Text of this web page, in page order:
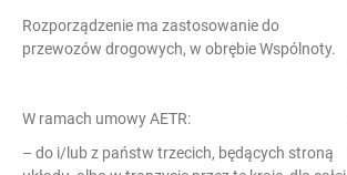
Rozporządzenie ma zastosowanie do
przewozów drogowych, w obrębie Wspólnoty.
W ramach umowy AETR:
– do i/lub z państw trzecich, będących stroną